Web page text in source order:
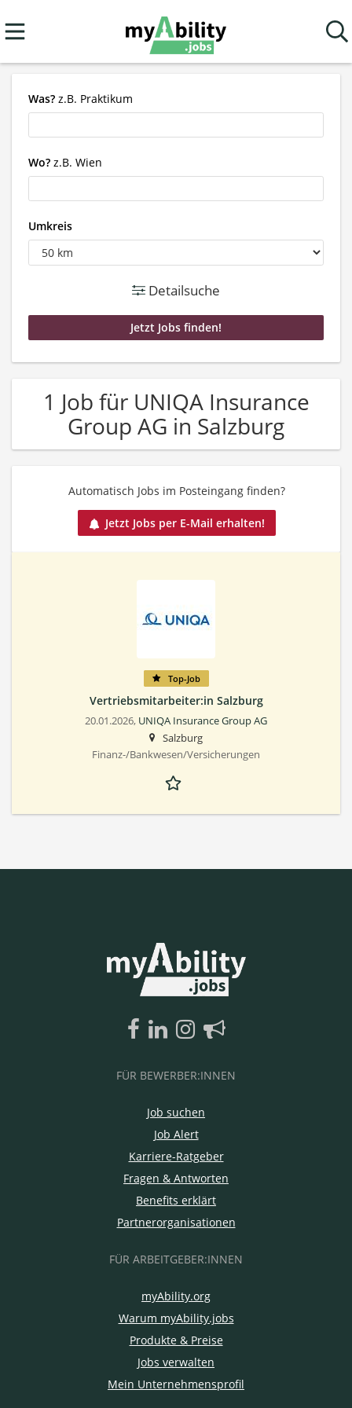
Was? z.B. Praktikum
Wo? z.B. Wien
Umkreis
Detailsuche
1 Job für UNIQA Insurance
Group AG in Salzburg
Automatisch Jobs im Posteingang finden?
Jetzt Jobs per E-Mail erhalten!
Top-Job
Vertriebsmitarbeiter:in Salzburg
20.01.2026, UNIQA Insurance Group AG
Salzburg
Finanz-/Bankwesen/Versicherungen
FÜR BEWERBER:INNEN
Job suchen
Job Alert
Karriere-Ratgeber
Fragen & Antworten
Benefits erklärt
Partnerorganisationen
FÜR ARBEITGEBER:INNEN
myAbility.org
Warum myAbility.jobs
Produkte & Preise
Jobs verwalten
Mein Unternehmensprofil